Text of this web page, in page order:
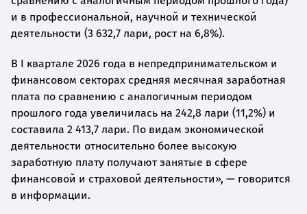
и в профессиональной, научной и технической
деятельности (3 632,7 лари, рост на 6,8%).
В I квартале 2026 года в непредпринимательском и
финансовом секторах средняя месячная заработная
плата по сравнению с аналогичным периодом
прошлого года увеличилась на 242,8 лари (11,2%) и
составила 2 413,7 лари. По видам экономической
деятельности относительно более высокую
заработную плату получают занятые в сфере
финансовой и страховой деятельности», — говорится
в информации.